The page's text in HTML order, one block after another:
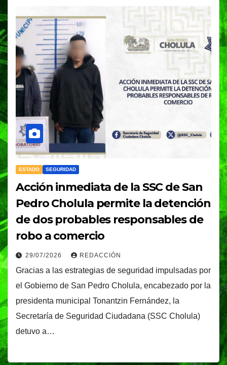
ESTADO SEGURIDAD
Acción inmediata de la SSC de San
Pedro Cholula permite la detención
de dos probables responsables de
robo a comercio
29/07/2026 REDACCIÓN
Gracias a las estrategias de seguridad impulsadas por
el Gobierno de San Pedro Cholula, encabezado por la
presidenta municipal Tonantzin Fernández, la
Secretaría de Seguridad Ciudadana (SSC Cholula)
detuvo a…